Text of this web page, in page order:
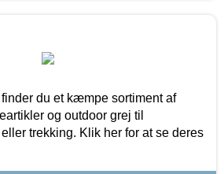
du et kæmpe sortiment af
og outdoor grej til
trekking. Klik her for at se deres